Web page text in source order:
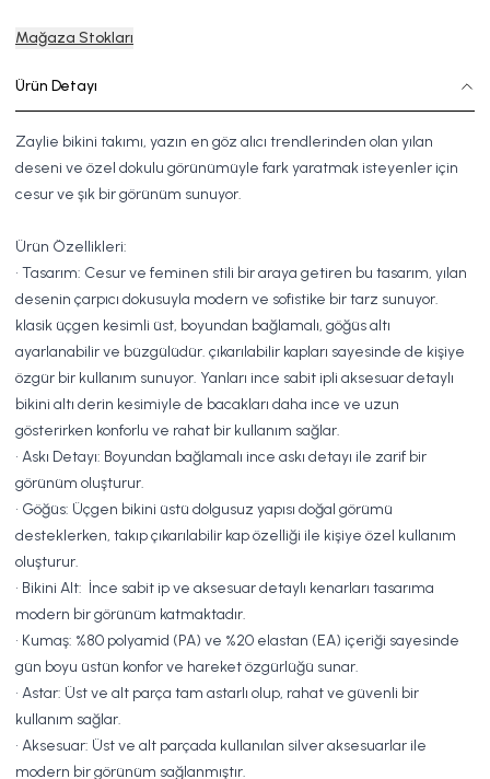
Mağaza Stokları
Ürün Detayı
Zaylie bikini takımı, yazın en göz alıcı trendlerinden olan yılan
deseni ve özel dokulu görünümüyle fark yaratmak isteyenler için
cesur ve şık bir görünüm sunuyor.
Ürün Özellikleri:
• Tasarım: Cesur ve feminen stili bir araya getiren bu tasarım, yılan
desenin çarpıcı dokusuyla modern ve sofistike bir tarz sunuyor.
klasik üçgen kesimli üst, boyundan bağlamalı, göğüs altı
ayarlanabilir ve büzgülüdür. çıkarılabilir kapları sayesinde de kişiye
özgür bir kullanım sunuyor. Yanları ince sabit ipli aksesuar detaylı
bikini altı derin kesimiyle de bacakları daha ince ve uzun
gösterirken konforlu ve rahat bir kullanım sağlar.
• Askı Detayı: Boyundan bağlamalı ince askı detayı ile zarif bir
görünüm oluşturur.
• Göğüs: Üçgen bikini üstü dolgusuz yapısı doğal görümü
desteklerken, takıp çıkarılabilir kap özelliği ile kişiye özel kullanım
oluşturur.
• Bikini Alt: İnce sabit ip ve aksesuar detaylı kenarları tasarıma
modern bir görünüm katmaktadır.
• Kumaş: %80 polyamid (PA) ve %20 elastan (EA) içeriği sayesinde
gün boyu üstün konfor ve hareket özgürlüğü sunar.
• Astar: Üst ve alt parça tam astarlı olup, rahat ve güvenli bir
kullanım sağlar.
• Aksesuar: Üst ve alt parçada kullanılan silver aksesuarlar ile
modern bir görünüm sağlanmıştır.